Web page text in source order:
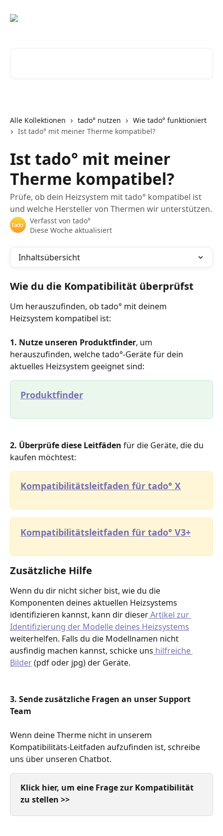
Alle Kollektionen tado° nutzen
Wie tado° funktioniert
Ist tado° mit meiner Therme kompatibel?
Ist tado° mit meiner
Therme kompatibel?
Prüfe, ob dein Heizsystem mit tado° kompatibel ist
und welche Hersteller von Thermen wir unterstützen.
Verfasst von tado°
Diese Woche aktualisiert
Inhaltsübersicht
Wie du die Kompatibilität überprüfst
Um herauszufinden, ob tado° mit deinem
Heizsystem kompatibel ist:
1. Nutze unseren Produktfinder, um
herauszufinden, welche tado°-Geräte für dein
aktuelles Heizsystem geeignet sind:
Produktfinder
2. Überprüfe diese Leitfäden für die Geräte, die du
kaufen möchtest:
Kompatibilitätsleitfaden für tado° X
Kompatibilitätsleitfaden für tado° V3+
Zusätzliche Hilfe
Wenn du dir nicht sicher bist, wie du die
Komponenten deines aktuellen Heizsystems
identifizieren kannst, kann dir dieser Artikel zur
Identifizierung der Modelle deines Heizsystems
weiterhelfen. Falls du die Modellnamen nicht
ausfindig machen kannst, schicke uns hilfreiche
Bilder (pdf oder jpg) der Geräte.
3. Sende zusätzliche Fragen an unser Support
Team
Wenn deine Therme nicht in unserem
Kompatibilitäts-Leitfaden aufzufinden ist, schreibe
uns über unseren Chatbot.
Klick hier, um eine Frage zur Kompatibilität
zu stellen >>